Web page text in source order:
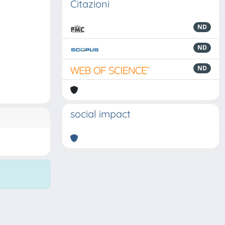
Citazioni
ND
ND
ND
social impact